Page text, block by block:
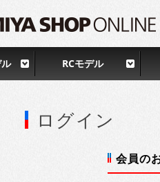
RCモデル
ログイン
会員の